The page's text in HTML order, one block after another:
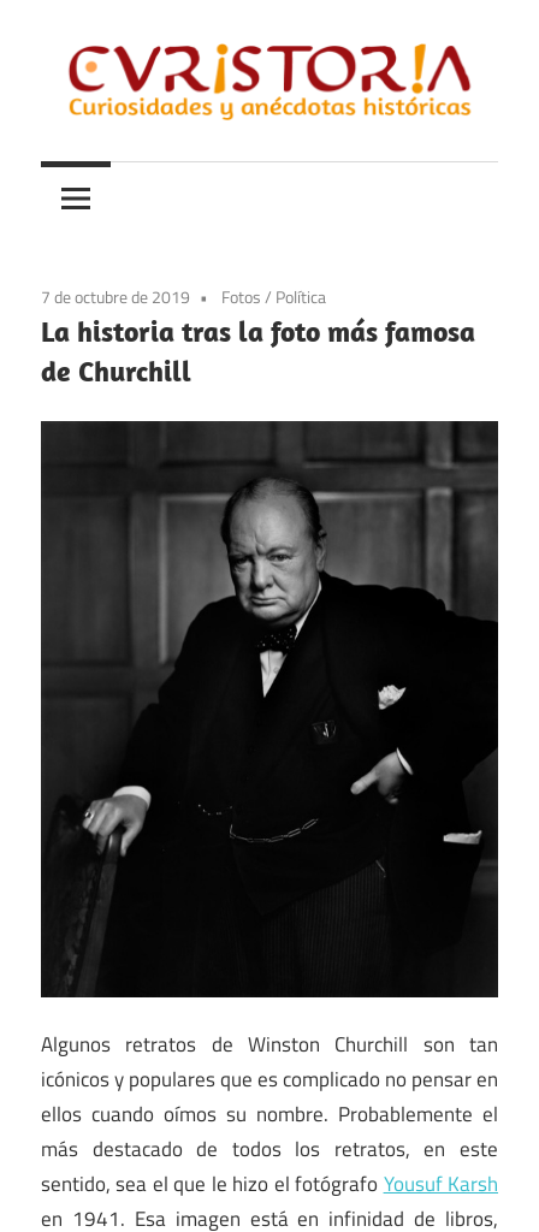
contenido
Curistoria
y
anécdotas
historia
7 de octubre de 2019 Fotos/ Política
La historia tras la foto más famosa
de Churchill
Algunos retratos de Winston Churchill son tan
icónicos y populares que es complicado no pensar en
ellos cuando oímos su nombre. Probablemente el
más destacado de todos los retratos, en este
sentido, sea el que le hizo el fotógrafo Yousuf Karsh
en 1941. Esa imagen está en infinidad de libros,